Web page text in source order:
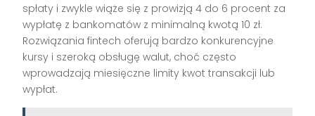
spłaty i zwykle wiąże się z prowizją 4 do 6 procent za
wypłatę z bankomatów z minimalną kwotą 10 zł.
Rozwiązania fintech oferują bardzo konkurencyjne
kursy i szeroką obsługę walut, choć często
wprowadzają miesięczne limity kwot transakcji lub
wypłat.